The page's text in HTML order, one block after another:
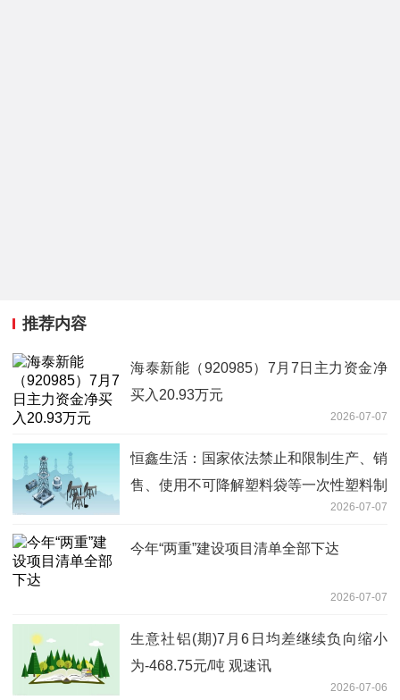
推荐内容
海泰新能（920985）7月7日主力资金净
买入20.93万元
2026-07-07
恒鑫生活：国家依法禁止和限制生产、销
售、使用不可降解塑料袋等一次性塑料制
2026-07-07
今年“两重”建设项目清单全部下达
2026-07-07
生意社铝(期)7月6日均差继续负向缩小
为-468.75元/吨 观速讯
2026-07-06